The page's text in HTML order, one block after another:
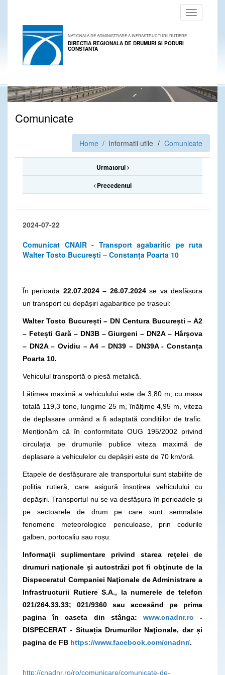
Toggle
navigation
NATIONALA DE ADMINISTRARE A INFRASTRUCTURII RUTIERE
DIRECTIA REGIONALA DE DRUMURI SI PODURI
CONSTANTA
Comunicate
Home / Informatii utile Comunicate
Urmatorul
Precedentul
2024-07-22
Comunicat CNAIR - Transport agabaritic pe ruta
Walter Tosto București – Constanța Poarta 10
În perioada 22.07.2024 – 26.07.2024se va desfășura
un transport cu depășiri agabaritice pe traseul:
Walter Tosto București – DN Centura București – A2
– Fetești Gară – DN3B – Giurgeni – DN2A – Hârșova
– DN2A – Ovidiu – A4 – DN39 – DN39A - Constanța
Poarta 10.
Vehiculul transportă o piesă metalică.
Lățimea maximă a vehiculului este de 3,80 m, cu masa
totală 119,3 tone, lungime 25 m, înălțime 4,95 m, viteza
de deplasare urmând a fi adaptată condițiilor de trafic.
Menționăm că în conformitate OUG 195/2002 privind
circulația pe drumurile publice viteza maximă de
deplasare a vehiculelor cu depășiri este de 70 km/oră.
Etapele de desfășurare ale transportului sunt stabilite de
poliția rutieră, care asigură însoțirea vehiculului cu
depășiri. Transportul nu se va desfășura în perioadele și
pe sectoarele de drum pe care sunt semnalate
fenomene meteorologice periculoase, prin codurile
galben, portocaliu sau roșu.
Informaţii suplimentare privind starea reţelei de
drumuri naţionale și autostrăzi pot fi obţinute de la
Dispeceratul Companiei Naţionale de Administrare a
Infrastructurii Rutiere S.A., la numerele de telefon
021/264.33.33; 021/9360 sau accesând pe prima
pagina în caseta din stânga: www.cnadnr.ro -
DISPECERAT - Situația Drumurilor Naţionale, dar și
pagina de FB https://www.facebook.com/cnadnr/.
http://cnadnr.ro/ro/comunicare/comunicate-de-